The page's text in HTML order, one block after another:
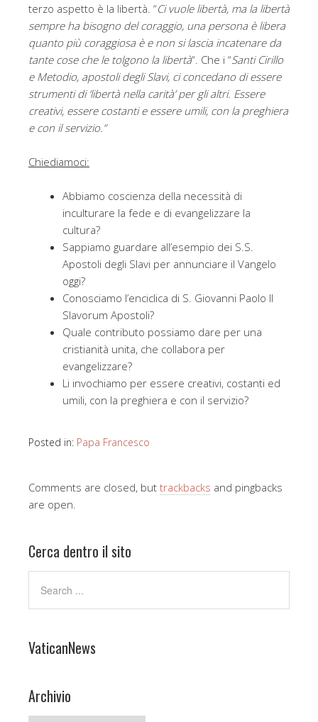
terzo aspetto è la libertà. “Ci vuole libertà, ma la libertà
sempre ha bisogno del coraggio, una persona è libera
quanto più coraggiosa è e non si lascia incatenare da
tante cose che le tolgono la libertà“. Che i “Santi Cirillo
e Metodio, apostoli degli Slavi, ci concedano di essere
strumenti di ‘libertà nella carità’ per gli altri. Essere
creativi, essere costanti e essere umili, con la preghiera
e con il servizio.”
Chiediamoci:
Abbiamo coscienza della necessità di
inculturare la fede e di evangelizzare la
cultura?
Sappiamo guardare all’esempio dei S.S.
Apostoli degli Slavi per annunciare il Vangelo
oggi?
Conosciamo l’enciclica di S. Giovanni Paolo II
Slavorum Apostoli?
Quale contributo possiamo dare per una
cristianità unita, che collabora per
evangelizzare?
Li invochiamo per essere creativi, costanti ed
umili, con la preghiera e con il servizio?
Posted in: Papa Francesco
Comments are closed, but trackbacks and pingbacks
are open.
Cerca dentro il sito
VaticanNews
Archivio